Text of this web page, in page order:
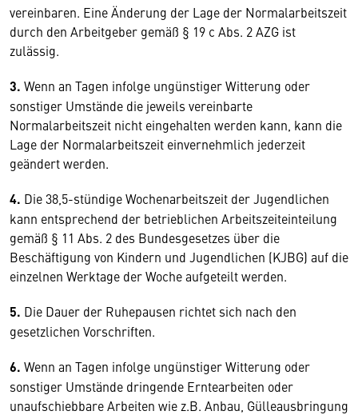
vereinbaren. Eine Änderung der Lage der Normalarbeitszeit
durch den Arbeitgeber gemäß § 19 c Abs. 2 AZG ist
zulässig.
3. Wenn an Tagen infolge ungünstiger Witterung oder
sonstiger Umstände die jeweils vereinbarte
Normalarbeitszeit nicht eingehalten werden kann, kann die
Lage der Normalarbeitszeit einvernehmlich jederzeit
geändert werden.
4. Die 38,5-stündige Wochenarbeitszeit der Jugendlichen
kann entsprechend der betrieblichen Arbeitszeiteinteilung
gemäß § 11 Abs. 2 des Bundesgesetzes über die
Beschäftigung von Kindern und Jugendlichen (KJBG) auf die
einzelnen Werktage der Woche aufgeteilt werden.
5. Die Dauer der Ruhepausen richtet sich nach den
gesetzlichen Vorschriften.
6. Wenn an Tagen infolge ungünstiger Witterung oder
sonstiger Umstände dringende Erntearbeiten oder
unaufschiebbare Arbeiten wie z.B. Anbau, Gülleausbringung